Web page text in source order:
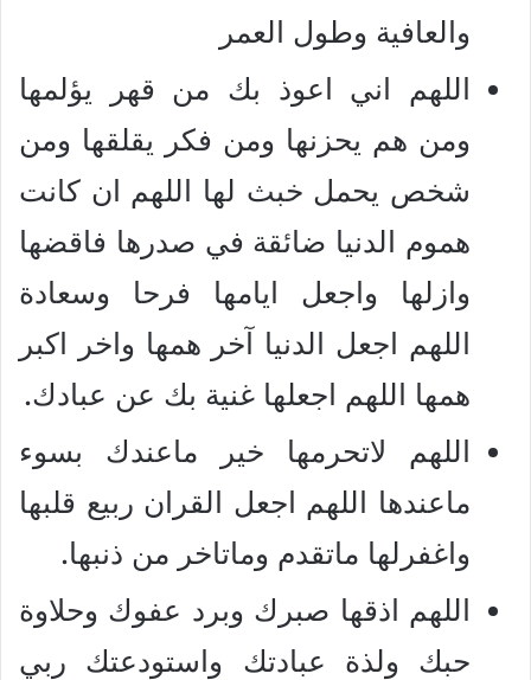
والعافية وطول العمر
اللهم اني اعوذ بك من قهر يؤلمها
ومن هم يحزنها ومن فكر يقلقها ومن
شخص يحمل خبث لها اللهم ان كانت
هموم الدنيا ضائقة في صدرها فاقضها
وازلها واجعل ايامها فرحا وسعادة
اللهم اجعل الدنيا آخر همها واخر اكبر
همها اللهم اجعلها غنية بك عن عبادك.
اللهم لاتحرمها خير ماعندك بسوء
ماعندها اللهم اجعل القران ربيع قلبها
واغفرلها ماتقدم وماتاخر من ذنبها.
اللهم اذقها صبرك وبرد عفوك وحلاوة
حبك ولذة عبادتك واستودعتك ربي